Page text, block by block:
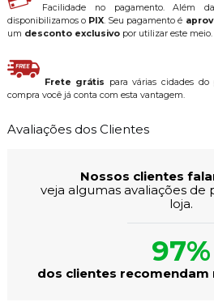
Facilidade no pagamento. Além
disponibilizamos o PIX. Seu pagamento é
um desconto exclusivopor utilizar este meio.
Frete grátis para várias cidades
compra você já conta com esta vantagem.
Avaliações dos Clientes
Nossos clientes
veja algumas avaliações de
loja.
97%
dos clientes